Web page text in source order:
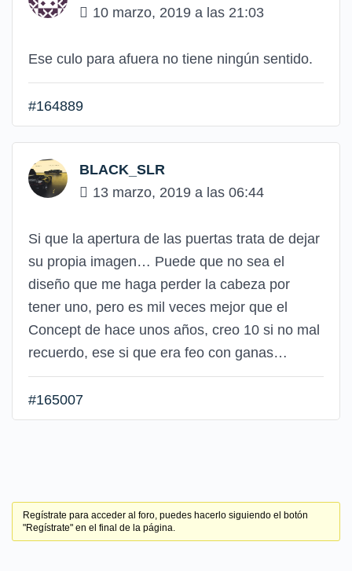
10 marzo, 2019 a las 21:03
Ese culo para afuera no tiene ningún sentido.
#164889
BLACK_SLR
13 marzo, 2019 a las 06:44
Si que la apertura de las puertas trata de dejar
su propia imagen… Puede que no sea el
diseño que me haga perder la cabeza por
tener uno, pero es mil veces mejor que el
Concept de hace unos años, creo 10 si no mal
recuerdo, ese si que era feo con ganas…
#165007
Regístrate para acceder al foro, puedes hacerlo siguiendo el botón
"Regístrate" en el final de la página.